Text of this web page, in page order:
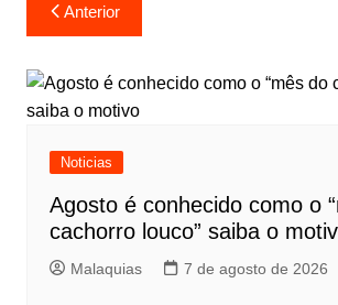
Anterior
Noticias
Agosto é conhecido como o
cachorro louco” saiba o
Malaquias 7 de agosto de 2026